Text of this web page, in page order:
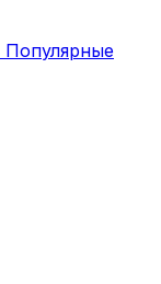
Популярные